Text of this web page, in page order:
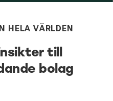
HELA VÄRLDEN
till
bolag